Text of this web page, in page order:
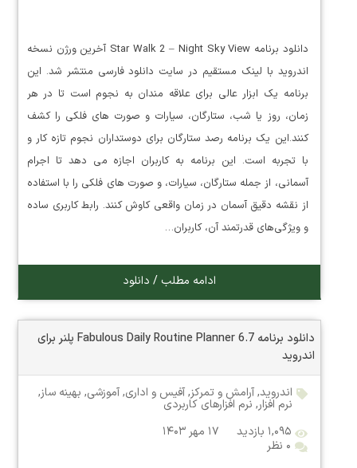
دانلود برنامه Star Walk 2 – Night Sky View آخرین ورژن نسخه
اندروید با لینک مستقیم در سایت دانلود فارسی منتشر شد. این
برنامه یک ابزار عالی برای علاقه مندان به نجوم است تا در هر
زمان، روز یا شب، ستارگان، سیارات و صورت های فلکی را کشف
کنند.این یک برنامه رصد ستارگان برای دوستداران نجوم تازه کار و
با تجربه است. این برنامه به کاربران اجازه می دهد تا اجرام
آسمانی، از جمله ستارگان، سیارات، و صورت های فلکی را با استفاده
از نقشه دقیق آسمان در زمان واقعی کاوش کنند. رابط کاربری ساده
و ویژگی‌های قدرتمند آن، کاربران…
ادامه مطلب / دانلود
دانلود برنامه Fabulous Daily Routine Planner 6.7 پلنر برای
اندروید
اندروید,آرامش و تمرکز,آفیس و اداری,آموزشی, بهینه ساز,
نرم افزار, نرم افزارهای کاربردی
۱,۰۹۵ بازدید
۱۷ مهر ۱۴۰۳
۰ نظر